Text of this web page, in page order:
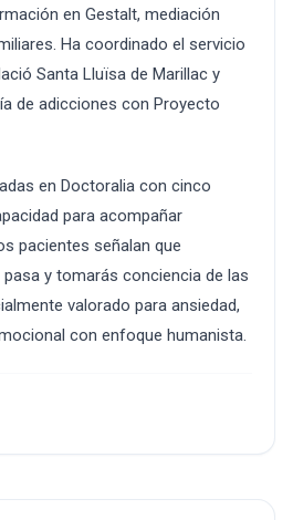
en Gestalt, mediación
Ha coordinado el servicio
Santa Lluïsa de Marillac y
de adicciones con Proyecto
en Doctoralia con cinco
para acompañar
pacientes señalan que
y tomarás conciencia de las
valorado para ansiedad,
con enfoque humanista.